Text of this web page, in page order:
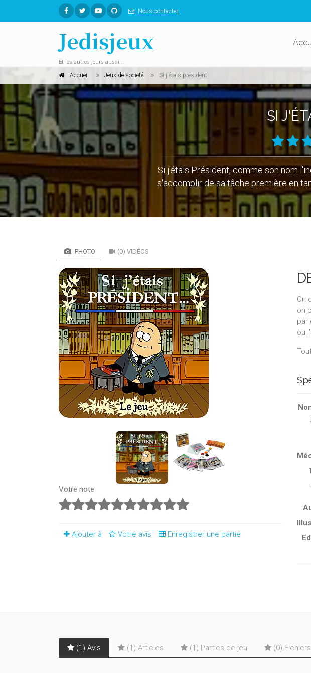
Nous contacter
Jedisjeux
Et les autres jours aussi...
Accueil Jeux de société Si j'étais président
SI
Si j'étais Président, comme son nom
s'accomplir de sa tâche première en
PHOTO (0) VIDÉOS
Votre note
Ajouter à Votre avis Enregistrer une partie
On
on
par
ou
(1) Avis (1) Articles (1) Parties de jeu (0) Fichiers